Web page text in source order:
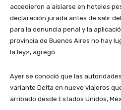
accedieron a aislarse en hoteles
declaración jurada antes de salir
para la denuncia penal y la
provincia de Buenos Aires no hay
la ley», agregó.
Ayer se conoció que las
variante Delta en nueve viajeros
arribado desde Estados Unidos,